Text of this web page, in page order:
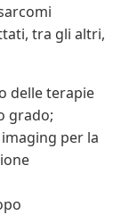
tra gli altri,
delle terapie
grado;
per la